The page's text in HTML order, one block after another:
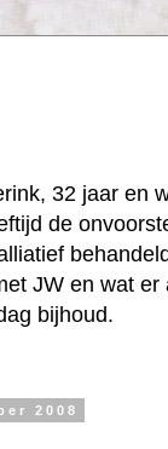
32 jaar en
de
JW en wat
bijhoud.
2008